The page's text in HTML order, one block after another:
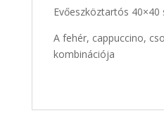
Evőeszköztartós 40×40
A fehér, cappuccino,
kombinációja